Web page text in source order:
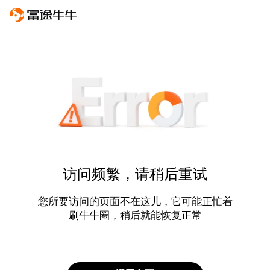
访问频繁，请稍后重试
您所要访问的页面不在这儿，它可能正忙着
刷牛牛圈，稍后就能恢复正常